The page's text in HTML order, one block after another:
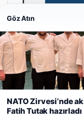
Web sitemizi nasıl
kullanıyoruz.Çerez
Göz Atın
NATO Zirvesi’nde
Fatih Tutak hazırladı